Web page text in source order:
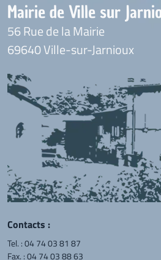
Mairie de Ville sur
56 Rue de la Mairie
69640 Ville-sur-Jarnioux
Contacts :
Tel. :04 74 03 81 87
Fax. : 04 74 03 88 63